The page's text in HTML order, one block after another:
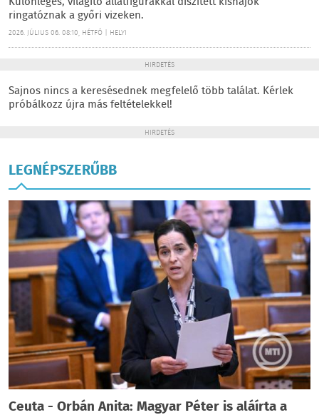
ringatóznak a győri vizeken.
2026. JÚLIUS 06. 08:10, HÉTFŐ | HELYI
HIRDETÉS
Sajnos nincs a keresésednek megfelelő több találat. Kérlek
próbálkozz újra más feltételekkel!
HIRDETÉS
LEGNÉPSZERŰBB
Ceuta - Orbán Anita: Magyar Péter is aláírta a